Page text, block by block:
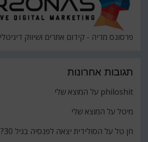
פרסונס מדיה - קידום אתרים ושיווק דיגיטלי
תגובות אחרונות
philoshit על המוצא שלי
מיטל על המוצא שלי
חן טל על הסולידית יצאה לפנסיה בגיל 30? הנה הקאץ'